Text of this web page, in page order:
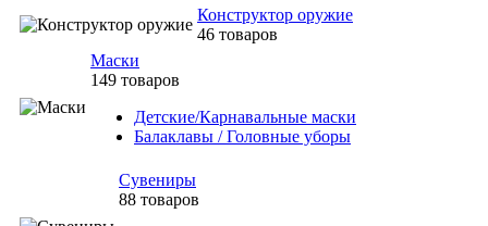
Конструктор оружие
46 товаров
Маски
149 товаров
Детские/Карнавальные маски
Балаклавы / Головные уборы
Сувениры
88 товаров